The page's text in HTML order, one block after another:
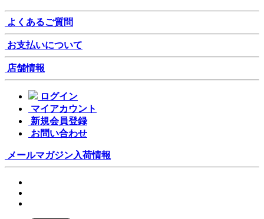
よくあるご質問
お支払いについて
店舗情報
ログイン
マイアカウント
新規会員登録
お問い合わせ
メールマガジン入荷情報